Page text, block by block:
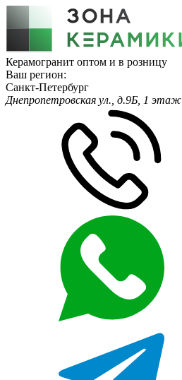
Керамогранит оптом и в розницу
Ваш регион:
Санкт-Петербург
Днепропетровская ул., д.9Б, 1 этаж